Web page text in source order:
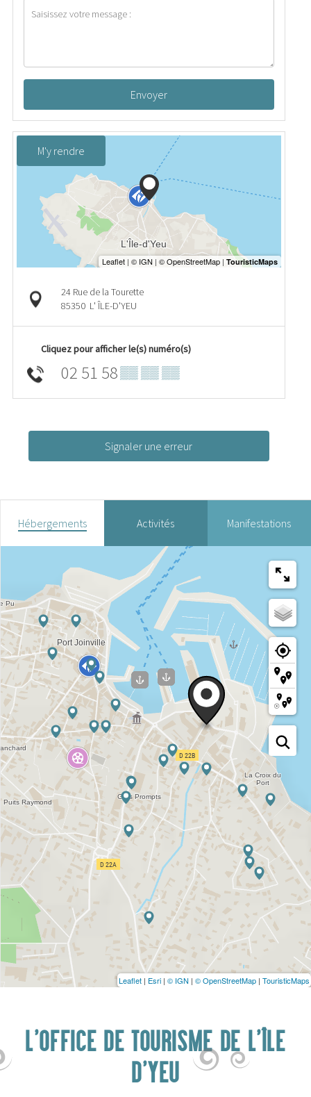
Envoyer
M'y rendre
24 Rue de la Tourette
85350 L' ÎLE-D'YEU
Cliquez pour afficher le(s) numéro(s)
02 51 58▒▒ ▒▒ ▒▒
Signaler une erreur
Hébergements Activités Manifestations
Leaflet | Esri | © IGN | © OpenStreetMap | TouristicMaps
L'OFFICE DE TOURISME DE L'ÎLE
D'YEU